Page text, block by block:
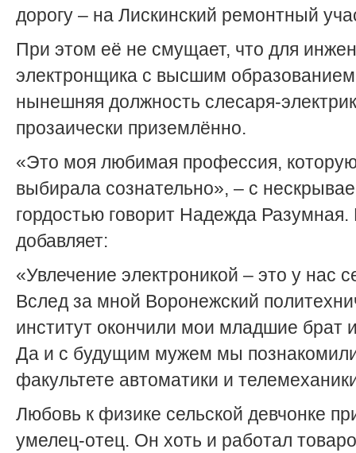
дорогу – на Лискинский ремонтный
При этом её не смущает, что для
электронщика с высшим образованием
нынешняя должность слесаря-
прозаически приземлённо.
«Это моя любимая профессия,
выбирала сознательно», – с
гордостью говорит Надежда Разумная.
добавляет:
«Увлечение электроникой – это у нас
Вслед за мной Воронежский
институт окончили мои младшие брат
Да и с будущим мужем мы
факультете автоматики и
Любовь к физике сельской девчонке
умелец-отец. Он хоть и работал